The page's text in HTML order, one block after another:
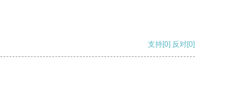
支持[0] 反对[0]